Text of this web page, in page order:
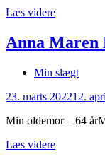
Læs videre
Anna Maren
Min slægt
23. marts 202212.
Min oldemor – 64
Læs videre